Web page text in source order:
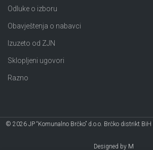
Odluke o izboru
Obavještenja o nabavci
Izuzeto od ZJN
Sklopljeni ugovori
Razno
© 2026 JP “Komunalno Brčko” d.o.o. Brčko distrikt BiH |
Designed by M